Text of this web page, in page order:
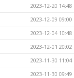
2023-12-20 14:48
2023-12-09 09:00
2023-12-04 10:48
2023-12-01 20:02
2023-11-30 11:04
2023-11-30 09:49